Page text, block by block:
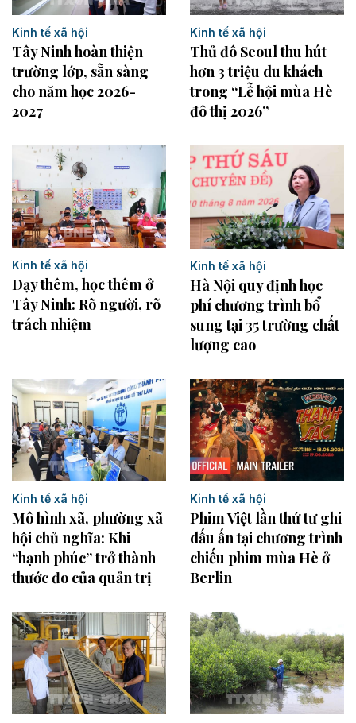
Kinh tế xã hội
Tây Ninh hoàn thiện
trường lớp, sẵn sàng
cho năm học 2026-
2027
Kinh tế xã hội
Thủ đô Seoul thu hút
hơn 3 triệu du khách
trong “Lễ hội mùa Hè
đô thị 2026”
Kinh tế xã hội
Dạy thêm, học thêm ở
Tây Ninh: Rõ người, rõ
trách nhiệm
Kinh tế xã hội
Hà Nội quy định học
phí chương trình bổ
sung tại 35 trường chất
lượng cao
Kinh tế xã hội
Mô hình xã, phường xã
hội chủ nghĩa: Khi
“hạnh phúc” trở thành
thước đo của quản trị
Kinh tế xã hội
Phim Việt lần thứ tư ghi
dấu ấn tại chương trình
chiếu phim mùa Hè ở
Berlin